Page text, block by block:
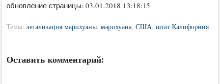
обновление страницы: 03.01.2018 13:18:15
Темы:легализация марихуаны,марихуана,США,штат Калифорния
Оставить комментарий: